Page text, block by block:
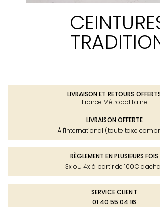
LIVRAISON ET RETOURS
France Métropolitaine
LIVRAISON OFFERTE
À l'International (toute taxe
RÈGLEMENT EN PLUSIEURS FOIS
3x ou 4x à partir de 100€
SERVICE CLIENT
01 40 55 04 16